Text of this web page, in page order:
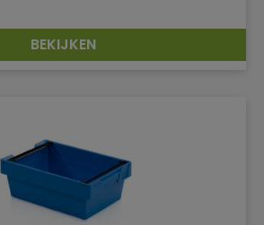
DETAILS
BEKIJKEN